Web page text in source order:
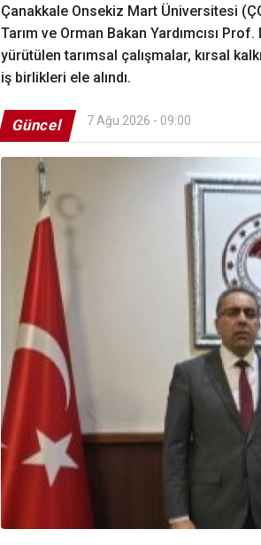
Çanakkale Onsekiz Mart Üniversitesi
Tarım ve Orman Bakan Yardımcısı
yürütülen tarımsal çalışmalar, kırsal
iş birlikleri ele alındı.
Güncel 7 Ağu 2026 - 09:00